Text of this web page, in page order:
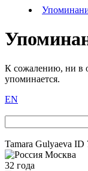
К сожалению, ни в
упоминается.
EN
Tamara Gulyaeva ID
Москва
32 года